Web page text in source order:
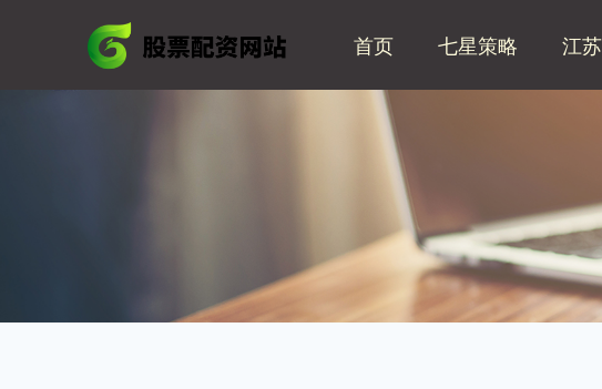
首页 七星策略 江